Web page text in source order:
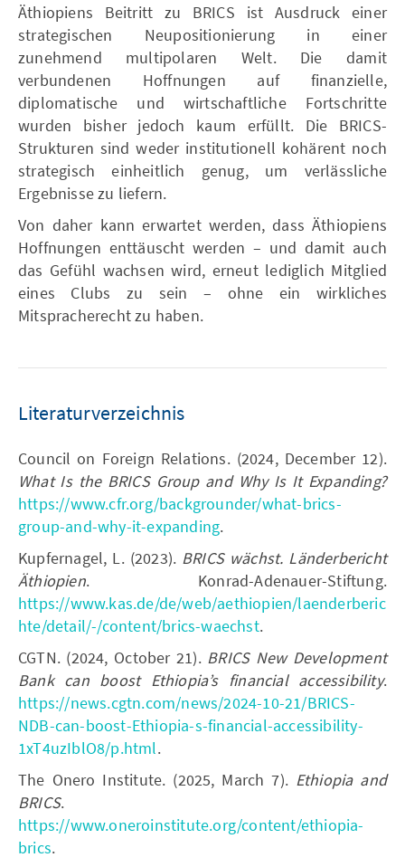
Äthiopiens Beitritt zu BRICS ist Ausdruck einer
strategischen Neupositionierung in einer
zunehmend multipolaren Welt. Die damit
verbundenen Hoffnungen auf finanzielle,
diplomatische und wirtschaftliche Fortschritte
wurden bisher jedoch kaum erfüllt. Die BRICS-
Strukturen sind weder institutionell kohärent noch
strategisch einheitlich genug, um verlässliche
Ergebnisse zu liefern.
Von daher kann erwartet werden, dass Äthiopiens
Hoffnungen enttäuscht werden – und damit auch
das Gefühl wachsen wird, erneut lediglich Mitglied
eines Clubs zu sein – ohne ein wirkliches
Mitspracherecht zu haben.
Literaturverzeichnis
Council on Foreign Relations. (2024, December 12).
What Is the BRICS Group and Why Is It Expanding?
https://www.cfr.org/backgrounder/what-brics-
group-and-why-it-expanding.
Kupfernagel, L. (2023). BRICS wächst. Länderbericht
Äthiopien. Konrad-Adenauer-Stiftung.
https://www.kas.de/de/web/aethiopien/laenderberic
hte/detail/-/content/brics-waechst.
CGTN. (2024, October 21). BRICS New Development
Bank can boost Ethiopia’s financial accessibility.
https://news.cgtn.com/news/2024-10-21/BRICS-
NDB-can-boost-Ethiopia-s-financial-accessibility-
1xT4uzIblO8/p.html.
The Onero Institute. (2025, March 7). Ethiopia and
BRICS.
https://www.oneroinstitute.org/content/ethiopia-
brics.